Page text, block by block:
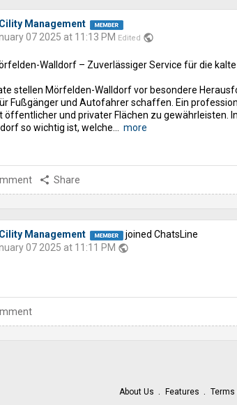
Management
07 2025 at 11:13 PM Edited public
Walldorf – Zuverlässiger Service für die
stellen Mörfelden-Walldorf vor besondere
Fußgänger und Autofahrer schaffen. Ein
öffentlicher und privater Flächen zu gewährleisten.
so wichtig ist, welche... more
share Share
Management
joined ChatsLine
07 2025 at 11:11 PM public
About Us Features Terms